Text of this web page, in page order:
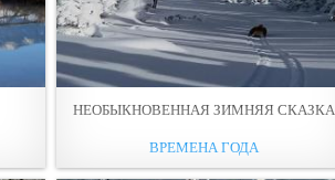
НЕОБЫКНОВЕННАЯ ЗИМНЯЯ СКАЗКА
ВРЕМЕНА ГОДА